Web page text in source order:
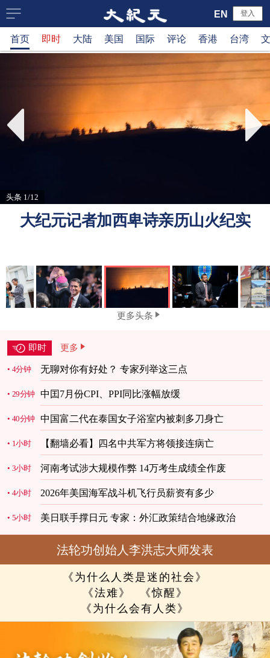
大
纪
新
网
登入
EN
首页 即时 大陆 美国 国际 评论 香港 台湾
头条 1/12
大纪元记者加西卑诗亲历山火纪实
更多头条
即时 更多
4分钟 无聊对你有好处？ 专家列举这三点
29分钟 中囯7月份CPI、PPI同比涨幅放缓
40分钟 中国富二代在泰国女子浴室内被刺多刀身亡
1小时 【翻墙必看】四名中共军方将领接连病亡
3小时 河南考试涉大规模作弊 14万考生成绩全作废
4小时 2026年美国海军战斗机飞行员薪资有多少
5小时 美日联手撑日元 专家：外汇政策结合地缘政治
法轮功创始人李洪志大师发表
《为什么人类是迷的社会》
《法难》
《惊醒》
《为什么会有人类》